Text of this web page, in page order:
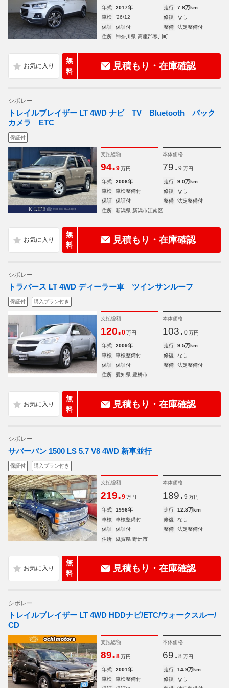
年式 2017年 走行
7.8万km
車検
'26/12 修復
なし
保証
保証付 整備
法定整備付
住所
神奈川県 高座郡寒川町
無
料
見積もり・在庫確認
シボレー
トレイルブレイザー LT 4WD ナビ TV Bluetooth バック
カメラ ETC
保証付
支払総額
94.9 万円
本体価格
79. 9 万円
年式 2006年 走行
9.0万km
車検
車検整備付 修復
なし
保証
保証付 整備
法定整備付
住所
新潟県 新潟市江南区
無
料
見積もり・在庫確認
シボレー
トラバース LT 4WD ディーラー車 ツインサンルーフ
保証付 購入プラン付き
支払総額
120.0 万円
本体価格
103. 0 万円
年式 2009年 走行
9.5万km
車検
車検整備付 修復
なし
保証
保証付 整備
法定整備付
住所
愛知県 豊橋市
無
料
見積もり・在庫確認
シボレー
サバーバン 1500 LS 5.7 V8 4WD 新車並行
保証付 購入プラン付き
支払総額
219.9 万円
本体価格
189. 9 万円
年式 1996年 走行
12.8万km
車検
車検整備付 修復
なし
保証
保証付 整備
法定整備付
住所
滋賀県 野洲市
無
料
見積もり・在庫確認
シボレー
トレイルブレイザー LT 4WD HDDナビ/ETC/ウォークスルー/
CD
支払総額
89.8 万円
本体価格
69. 8 万円
年式 2001年 走行
14.9万km
車検
車検整備付 修復
なし